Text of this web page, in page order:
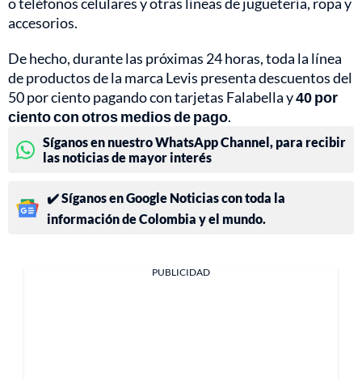
accesorios.
De hecho, durante las próximas 24 horas, toda la línea
de productos de la marca Levis presenta descuentos del
50 por ciento pagando con tarjetas Falabella y40 por
ciento con otros medios de pago.
Síganos en nuestro WhatsApp Channel, para recibir
las noticias de mayor interés
✔️ Síganos en Google Noticias con toda la
información de Colombia y el mundo.
PUBLICIDAD